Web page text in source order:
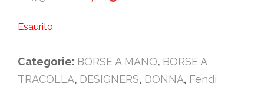
Esaurito
Categorie: BORSE A MANO, BORSE A
TRACOLLA, DESIGNERS, DONNA, Fendi